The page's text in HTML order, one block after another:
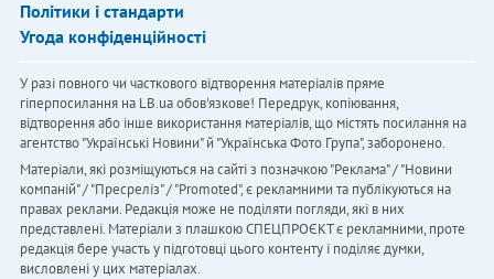
Політики і стандарти
Угода конфіденційності
У разі повного чи часткового відтворення матеріалів пряме
гіперпосилання на LB.ua обов'язкове! Передрук, копіювання,
відтворення або інше використання матеріалів, що містять посилання на
агентство "Українськi Новини" й "Українська Фото Група", заборонено.
Матеріали, які розміщуються на сайті з позначкою "Реклама" / "Новини
компаній" / "Пресреліз" / "Promoted", є рекламними та публікуються на
правах реклами. Редакція може не поділяти погляди, які в них
представлені. Матеріали з плашкою СПЕЦПРОЄКТ є рекламними, проте
редакція бере участь у підготовці цього контенту і поділяє думки,
висловлені у цих матеріалах.